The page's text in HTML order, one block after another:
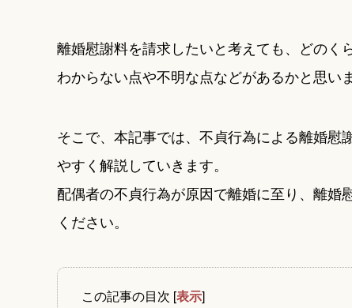
離婚慰謝料を請求したいと考えても、どの
わからない点や不明な点などがあるかと思いま
そこで、本記事では、不貞行為による離婚慰
やすく解説していきます。
配偶者の不貞行為が原因で離婚に至り、離婚
ください。
この記事の目次 [表示]